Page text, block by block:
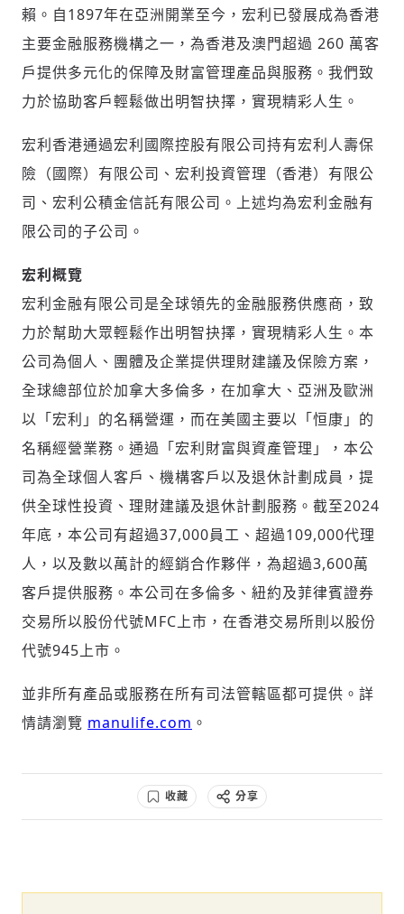
賴。自1897年在亞洲開業至今，宏利已發展成為香港
主要金融服務機構之一，為香港及澳門超過 260 萬客
戶提供多元化的保障及財富管理產品與服務。我們致
力於協助客戶輕鬆做出明智抉擇，實現精彩人生。
宏利香港通過宏利國際控股有限公司持有宏利人壽保
險（國際）有限公司、宏利投資管理（香港）有限公
司、宏利公積金信託有限公司。上述均為宏利金融有
限公司的子公司。
宏利概覽
宏利金融有限公司是全球領先的金融服務供應商，致
力於幫助大眾輕鬆作出明智抉擇，實現精彩人生。本
公司為個人、團體及企業提供理財建議及保險方案，
全球總部位於加拿大多倫多，在加拿大、亞洲及歐洲
以「宏利」的名稱營運，而在美國主要以「恒康」的
名稱經營業務。通過「宏利財富與資產管理」，本公
司為全球個人客戶、機構客戶以及退休計劃成員，提
供全球性投資、理財建議及退休計劃服務。截至2024
年底，本公司有超過37,000員工、超過109,000代理
人，以及數以萬計的經銷合作夥伴，為超過3,600萬
客戶提供服務。本公司在多倫多、紐約及菲律賓證券
交易所以股份代號MFC上市，在香港交易所則以股份
代號945上市。
並非所有產品或服務在所有司法管轄區都可提供。詳
情請瀏覽 manulife.com 。
收藏 分享